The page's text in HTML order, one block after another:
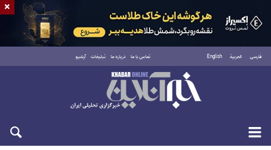
فارسی العربية English تماس با ما درباره ما تبلیغات آرشیو
پنجشنبه ۱۵ مرداد ۱۴۰۵
×